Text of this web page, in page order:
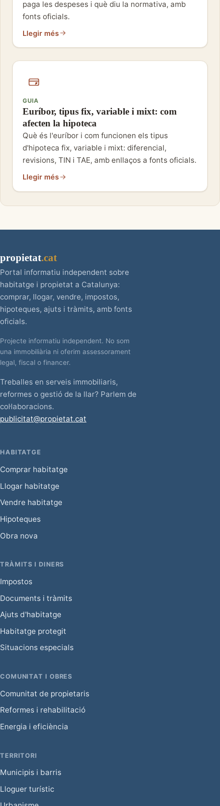
paga les despeses i què diu la normativa, amb
fonts oficials.
Llegir més
GUIA
Euríbor, tipus fix, variable i mixt: com
afecten la hipoteca
Què és l'euríbor i com funcionen els tipus
d'hipoteca fix, variable i mixt: diferencial,
revisions, TIN i TAE, amb enllaços a fonts oficials.
Llegir més
propietat.cat
Portal informatiu independent sobre
habitatge i propietat a Catalunya:
comprar, llogar, vendre, impostos,
hipoteques, ajuts i tràmits, amb fonts
oficials.
Projecte informatiu independent. No som
una immobiliària ni oferim assessorament
legal, fiscal o financer.
Treballes en serveis immobiliaris,
reformes o gestió de la llar? Parlem de
col·laboracions.
publicitat@propietat.cat
HABITATGE
Comprar habitatge
Llogar habitatge
Vendre habitatge
Hipoteques
Obra nova
TRÀMITS I DINERS
Impostos
Documents i tràmits
Ajuts d'habitatge
Habitatge protegit
Situacions especials
COMUNITAT I OBRES
Comunitat de propietaris
Reformes i rehabilitació
Energia i eficiència
TERRITORI
Municipis i barris
Lloguer turístic